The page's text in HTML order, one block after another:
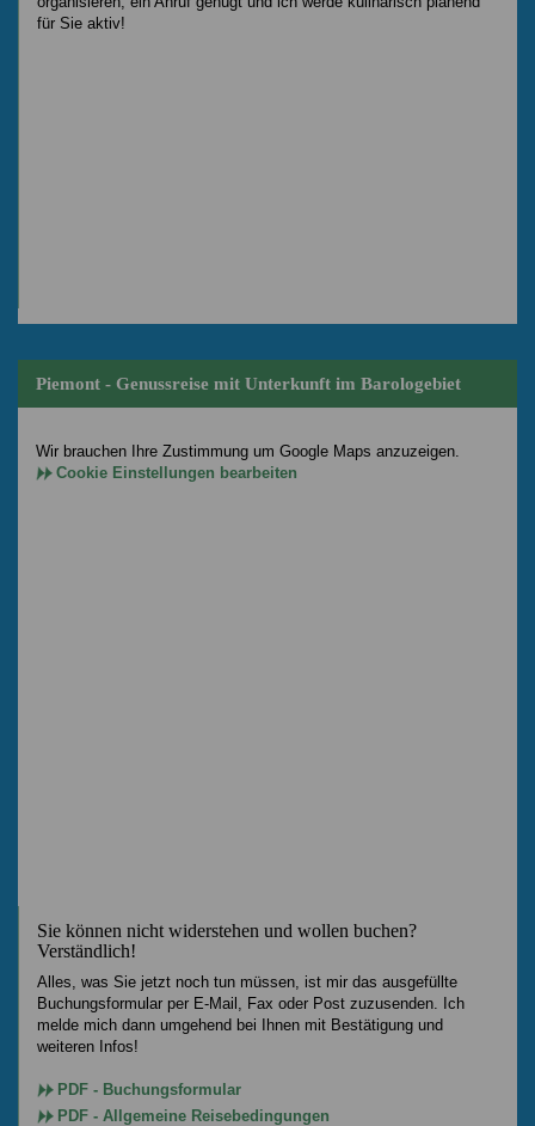
für Sie aktiv!
Piemont - Genussreise mit Unterkunft im Barologebiet
Wir brauchen Ihre Zustimmung um Google Maps anzuzeigen.
Cookie Einstellungen bearbeiten
Sie können nicht widerstehen und wollen buchen?
Verständlich!
Alles, was Sie jetzt noch tun müssen, ist mir das ausgefüllte
Buchungsformular per E-Mail, Fax oder Post zuzusenden. Ich
melde mich dann umgehend bei Ihnen mit Bestätigung und
weiteren Infos!
PDF - Buchungsformular
PDF - Allgemeine Reisebedingungen